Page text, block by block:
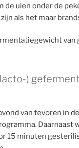
de uien onder de
als het maar
van
)
van tevoren in
Daarnaast
15 minuten